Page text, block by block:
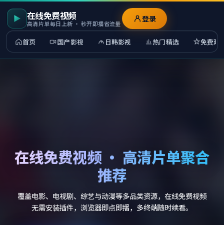
在线免费视频
高清片单每日上新 · 秒开即播省流量
首页 国产影视 日韩影视 热门精选 免费观
登录
在线免费视频 · 高清片单聚合
推荐
覆盖电影、电视剧、综艺与动漫等多品类资源，在线免费视频
无需安装插件，浏览器即点即播，多终端随时续看。